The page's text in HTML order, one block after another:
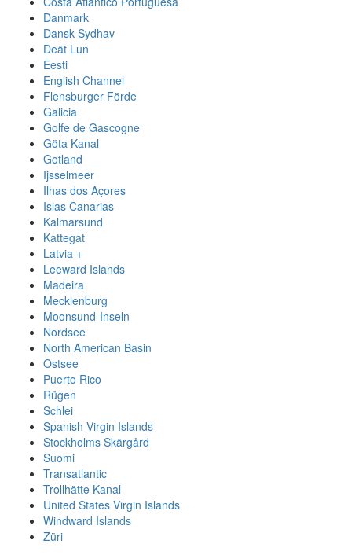
Danmark
Dansk Sydhav
Deät Lun
Eesti
English Channel
Flensburger Förde
Galicia
Golfe de Gascogne
Göta Kanal
Gotland
Ijsselmeer
Ilhas dos Açores
Islas Canarias
Kalmarsund
Kattegat
Latvia +
Leeward Islands
Madeira
Mecklenburg
Moonsund-Inseln
Nordsee
North American Basin
Ostsee
Puerto Rico
Rügen
Schlei
Spanish Virgin Islands
Stockholms Skärgård
Suomi
Transatlantic
Trollhätte Kanal
United States Virgin Islands
Windward Islands
Züri